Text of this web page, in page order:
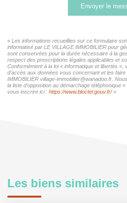
Envoyer le
« Les informations recueillies sur ce formulaire
informatisé par LE VILLAGE IMMOBILIER pour
sont conservées pour la durée nécessaire à la
respect des prescriptions légales applicables et
Conformément à la loi « informatique et libertés
d'accès aux données vous concernant et les
IMMOBILIER village-immobilier@wanadoo.fr.
la liste d'opposition au démarchage téléphonique
vous inscrire ici : https://www.bloctel.gouv.fr/»
Les biens similaires